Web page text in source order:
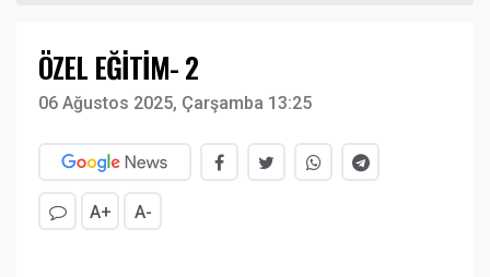
ÖZEL EĞİTİM- 2
06 Ağustos 2025, Çarşamba 13:25
A+ A-